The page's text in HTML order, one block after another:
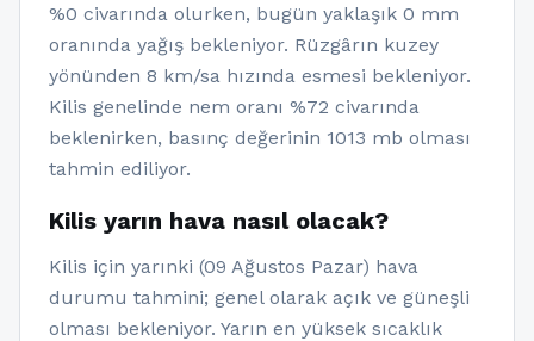
%0 civarında olurken, bugün yaklaşık 0 mm
oranında yağış bekleniyor. Rüzgârın kuzey
yönünden 8 km/sa hızında esmesi bekleniyor.
Kilis genelinde nem oranı %72 civarında
beklenirken, basınç değerinin 1013 mb olması
tahmin ediliyor.
Kilis yarın hava nasıl olacak?
Kilis için yarınki (09 Ağustos Pazar) hava
durumu tahmini; genel olarak açık ve güneşli
olması bekleniyor. Yarın en yüksek sıcaklık